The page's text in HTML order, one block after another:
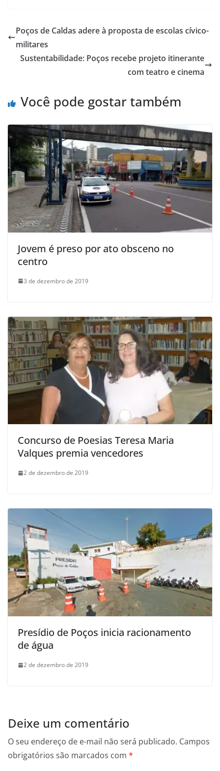
Poços de Caldas adere à proposta de escolas cívico-
militares
Sustentabilidade: Poços recebe projeto itinerante
com teatro e cinema
Você pode gostar também
Jovem é preso por ato obsceno no
centro
3 de dezembro de 2019
Concurso de Poesias Teresa Maria
Valques premia vencedores
2 de dezembro de 2019
Presídio de Poços inicia racionamento
de água
2 de dezembro de 2019
Deixe um comentário
O seu endereço de e-mail não será publicado. Campos
obrigatórios são marcados com *